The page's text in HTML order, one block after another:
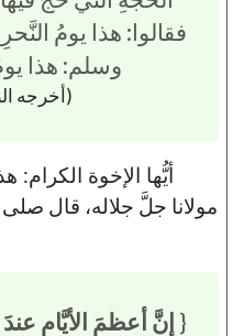
فقالوا: هذا يومُ
وسلم: هذا
(أخرجه
أيُّها الإخوة
مولانا جلَّ جلاله، قال
{ إنَّ أعظمَ الأيَّامِ عندَ